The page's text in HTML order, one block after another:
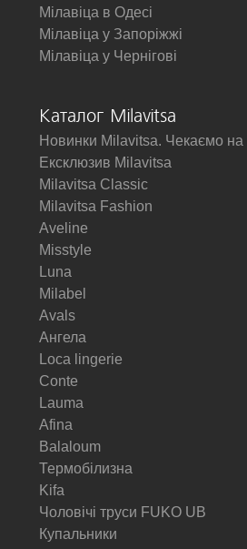
Мілавіца в Одесі
Мілавіца у Запоріжжі
Мілавіца у Чернігові
Каталог Milavitsa
Новинки Milavitsa. Чекаємо
Ексклюзив Milavitsa
Milavitsa Classic
Milavitsa Fashion
Aveline
Misstyle
Luna
Milabel
Avals
Ангела
Loca lingerie
Conte
Lauma
Afina
Balaloum
Термобілизна
Kifa
Чоловічі труси FUKO UB
Купальники